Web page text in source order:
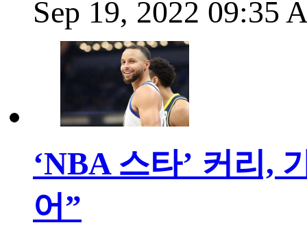
Sep 19, 2022 09:35
‘NBA 스타’ 커리,
어”